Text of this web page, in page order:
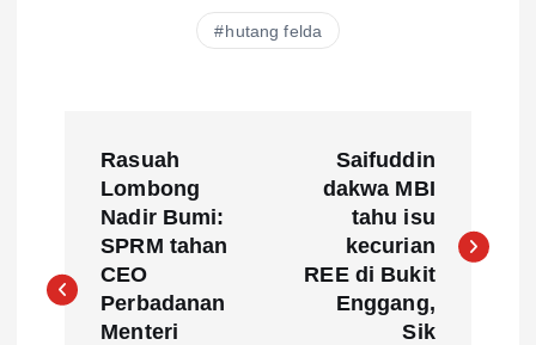
hutang felda
t
Rasuah
Lombong
Nadir Bumi:
SPRM tahan
CEO
Perbadanan
Menteri
Saifuddin
dakwa MBI
tahu isu
kecurian
REE di Bukit
Enggang,
Sik